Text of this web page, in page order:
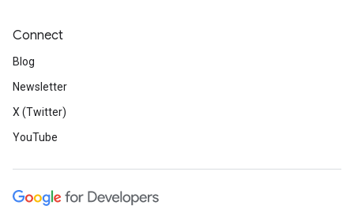
Connect
Blog
Newsletter
X (Twitter)
YouTube